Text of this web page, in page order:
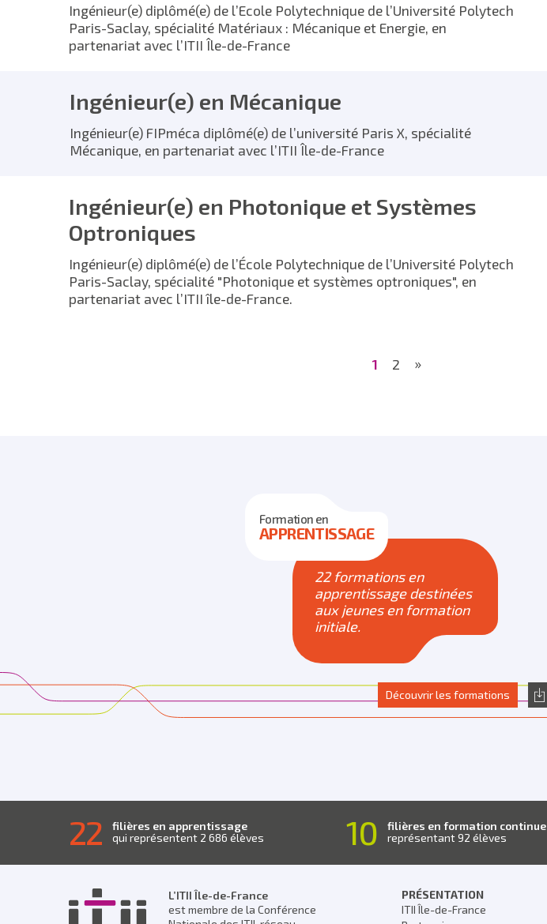
Ingénieur(e) diplômé(e) de l’Ecole Polytechnique de l’Université Polytech
Paris-Saclay, spécialité Matériaux : Mécanique et Energie, en
partenariat avec l’ITII Île-de-France
Ingénieur(e) en Mécanique
Ingénieur(e) FIPméca diplômé(e) de l’université Paris X, spécialité
Mécanique, en partenariat avec l’ITII Île-de-France
Ingénieur(e) en Photonique et Systèmes
Optroniques
Ingénieur(e) diplômé(e) de l’École Polytechnique de l’Université Polytech
Paris-Saclay, spécialité "Photonique et systèmes optroniques", en
partenariat avec l’ITII île-de-France.
1 2 »
Formation en
APPRENTISSAGE
22 formations en
apprentissage destinées
aux jeunes en formation
initiale.
Découvrir les formations
22
filières en apprentissage
qui représentent 2 686 élèves
10
filières en formation continue
représentant 92 élèves
L’ITII Île-de-France
est membre de la Conférence
PRÉSENTATION
ITII Île-de-France